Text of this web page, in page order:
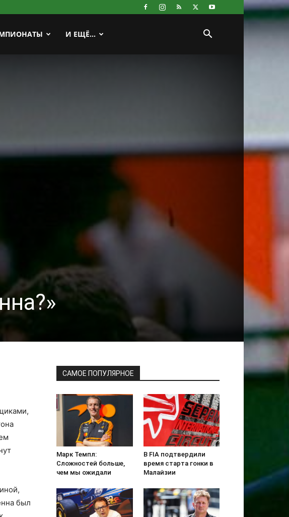
И ЕЩЁ…
был
САМОЕ ПОПУЛЯРНОЕ
Марк Темпл:
Сложностей больше,
чем мы ожидали
В FIA подтвердили
время старта гонки в
Малайзии